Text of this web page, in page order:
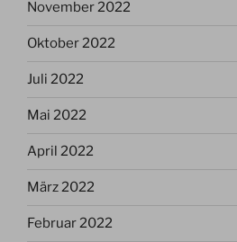
November 2022
Oktober 2022
Juli 2022
Mai 2022
April 2022
März 2022
Februar 2022